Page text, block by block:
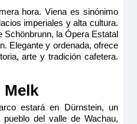
18.727€ 16.994€ p.p.
por 19.777€18.044€ p.p.
de la paz y la tranquilidad. En
usted podrá hacer lo
hora. Viena es sinónimo
imperiales y alta cultura.
Schönbrunn, la Ópera Estatal
Elegante y ordenada, ofrece
arte y tradición cafetera.
Melk
estará en Dürnstein, un
del valle de Wachau,